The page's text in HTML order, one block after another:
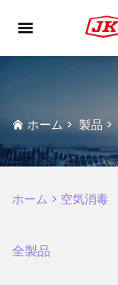
ホーム >製品 >
ホーム > 空気消毒
全製品